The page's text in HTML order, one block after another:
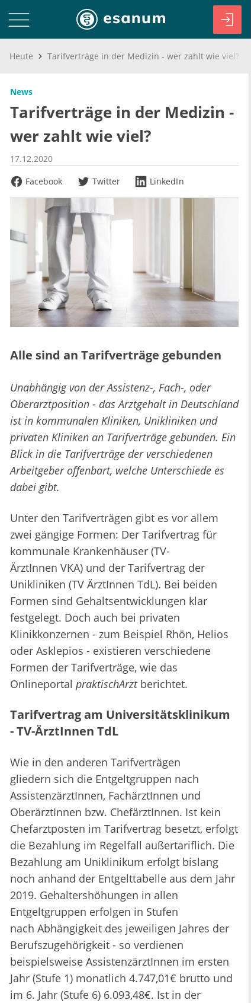
Heute Tarifverträge in der Medizin - wer zahlt wie viel?
News
Tarifverträge in der Medizin -
wer zahlt wie viel?
17.12.2020
Facebook
Twitter LinkedIn
Alle sind an Tarifverträge gebunden
Unabhängig von der Assistenz-, Fach-, oder
Oberarztposition - das Arztgehalt in Deutschland
ist in kommunalen Kliniken, Unikliniken und
privaten Kliniken an Tarifverträge gebunden. Ein
Blick in die Tarifverträge der verschiedenen
Arbeitgeber offenbart, welche Unterschiede es
dabei gibt.
Unter den Tarifverträgen gibt es vor allem
zwei gängige Formen: Der Tarifvertrag für
kommunale Krankenhäuser (TV-
ÄrztInnen VKA) und der Tarifvertrag der
Unikliniken (TV ÄrztInnen TdL). Bei beiden
Formen sind Gehaltsentwicklungen klar
festgelegt. Doch auch bei privaten
Klinikkonzernen - zum Beispiel Rhön, Helios
oder Asklepios - existieren verschiedene
Formen der Tarifverträge, wie das
Onlineportal praktischArzt berichtet.
Tarifvertrag am Universitätsklinikum
- TV-ÄrztInnen TdL
Wie in den anderen Tarifverträgen
gliedern sich die Entgeltgruppen nach
AssistenzärztInnen, FachärztInnen und
OberärztInnen bzw. ChefärztInnen. Ist kein
Chefarztposten im Tarifvertrag besetzt, erfolgt
die Bezahlung im Regelfall außertariflich. Die
Bezahlung am Uniklinikum erfolgt bislang
noch anhand der Entgelttabelle aus dem Jahr
2019. Gehaltershöhungen in allen
Entgeltgruppen erfolgen in Stufen
nach Abhängigkeit des jeweiligen Jahres der
Berufszugehörigkeit - so verdienen
beispielsweise AssistenzärztInnen im ersten
Jahr (Stufe 1) monatlich 4.747,01€ brutto und
im 6. Jahr (Stufe 6) 6.093,48€. Ist in der